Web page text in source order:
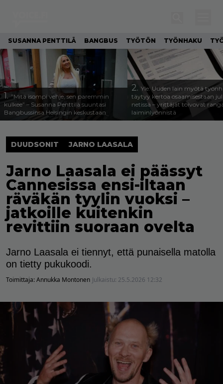
SUSANNA PENTTILÄ BANGBUS TYÖTÖN TYÖNHAKU
1.”Mitä isompi vehje, sen paremmin
kulkee” – Susanna Penttilä suuntasi
Bangbussinsa Helsingin keskustaan
2. Yle: Uuden lain myötä
täytyy kertoa osaamisestaan
netissä – yrittäjät toivovat
laiminlyönnistä
DUUDSONIT JARNO LAASALA
Jarno Laasala ei päässyt
Cannesissa ensi-iltaan
räväkän tyylin vuoksi –
jatkoille kuitenkin
revittiin suoraan ovelta
Jarno Laasala ei tiennyt, että punaisella matolla
on tietty pukukoodi.
Toimittaja:Annukka Montonen Julkaistu: 25.5.2026 12:32